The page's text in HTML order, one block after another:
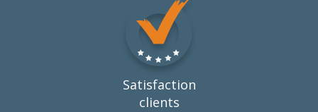
Satisfaction
clients